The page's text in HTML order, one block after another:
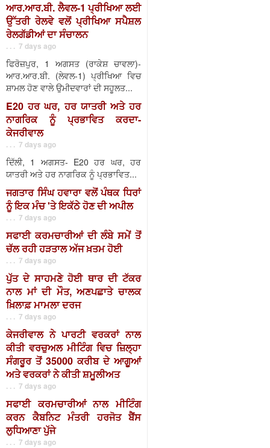
ਆਰ.ਆਰ.ਬੀ. ਲੈਵਲ-1 ਪ੍ਰੀਖਿਆ ਲਈ
ਉੱਤਰੀ ਰੇਲਵੇ ਵਲੋਂ ਪ੍ਰੀਖਿਆ ਸਪੈਸ਼ਲ
ਰੇਲਗੱਡੀਆਂ ਦਾ ਸੰਚਾਲਨ
. . . 7 days ago
ਫਿਰੋਜ਼ਪੁਰ, 1 ਅਗਸਤ (ਰਾਕੇਸ਼ ਚਾਵਲਾ)-
ਆਰ.ਆਰ.ਬੀ. (ਲੇਵਲ-1) ਪ੍ਰੀਖਿਆ ਵਿਚ
ਸ਼ਾਮਲ ਹੋਣ ਵਾਲੇ ਉਮੀਦਵਾਰਾਂ ਦੀ ਸਹੂਲਤ...
E20 ਹਰ ਘਰ, ਹਰ ਯਾਤਰੀ ਅਤੇ ਹਰ
ਨਾਗਰਿਕ ਨੂੰ ਪ੍ਰਭਾਵਿਤ ਕਰਦਾ-
ਕੇਜਰੀਵਾਲ
. . . 7 days ago
ਦਿੱਲੀ, 1 ਅਗਸਤ- E20 ਹਰ ਘਰ, ਹਰ
ਯਾਤਰੀ ਅਤੇ ਹਰ ਨਾਗਰਿਕ ਨੂੰ ਪ੍ਰਭਾਵਿਤ...
ਜਗਤਾਰ ਸਿੰਘ ਹਵਾਰਾ ਵਲੋਂ ਪੰਥਕ ਧਿਰਾਂ
ਨੂੰ ਇਕ ਮੰਚ 'ਤੇ ਇਕੱਠੇ ਹੋਣ ਦੀ ਅਪੀਲ
. . . 7 days ago
ਸਫਾਈ ਕਰਮਚਾਰੀਆਂ ਦੀ ਲੰਬੇ ਸਮੇਂ ਤੋਂ
ਚੱਲ ਰਹੀ ਹੜਤਾਲ ਅੱਜ ਖ਼ਤਮ ਹੋਈ
. . . 7 days ago
ਪੁੱਤ ਦੇ ਸਾਹਮਣੇ ਹੋਈ ਥਾਰ ਦੀ ਟੱਕਰ
ਨਾਲ ਮਾਂ ਦੀ ਮੌਤ, ਅਣਪਛਾਤੇ ਚਾਲਕ
ਖ਼ਿਲਾਫ਼ ਮਾਮਲਾ ਦਰਜ
. . . 7 days ago
ਕੇਜਰੀਵਾਲ ਨੇ ਪਾਰਟੀ ਵਰਕਰਾਂ ਨਾਲ
ਕੀਤੀ ਵਰਚੁਅਲ ਮੀਟਿੰਗ ਵਿਚ ਜ਼ਿਲ੍ਹਾ
ਸੰਗਰੂਰ ਤੋਂ 35000 ਕਰੀਬ ਦੇ ਆਗੂਆਂ
ਅਤੇ ਵਰਕਰਾਂ ਨੇ ਕੀਤੀ ਸ਼ਮੂਲੀਅਤ
. . . 7 days ago
ਸਫਾਈ ਕਰਮਚਾਰੀਆਂ ਨਾਲ ਮੀਟਿੰਗ
ਕਰਨ ਕੈਬਨਿਟ ਮੰਤਰੀ ਹਰਜੋਤ ਬੈਂਸ
ਲੁਧਿਆਣਾ ਪੁੱਜੇ
. . . 7 days ago